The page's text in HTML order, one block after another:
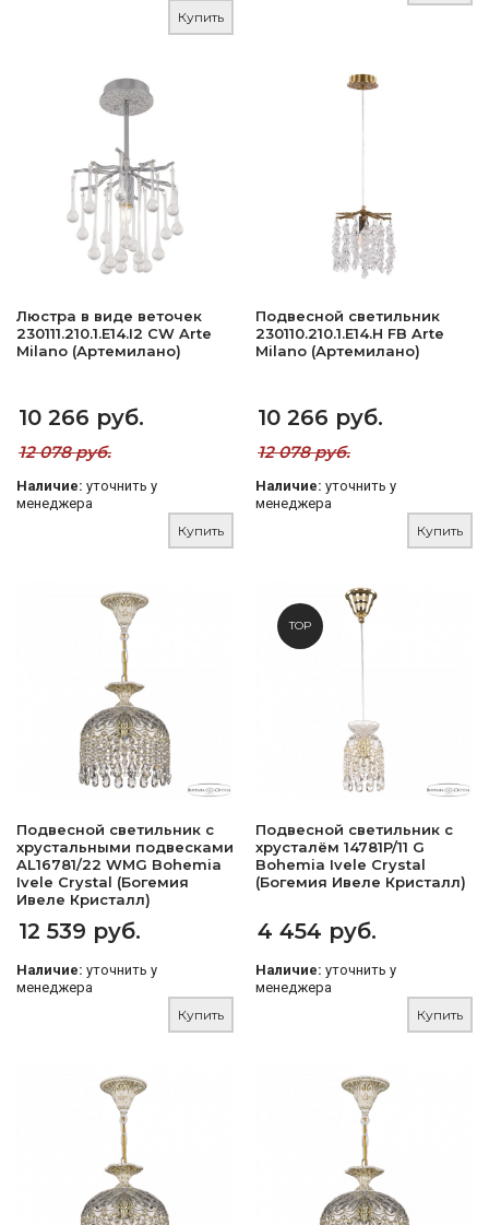
Купить
Люстра в виде веточек
230111.210.1.E14.I2 CW Arte
Milano (Артемилано)
10 266 руб.
12 078 руб.
Наличие: уточнить у
менеджера
Купить
Подвесной светильник
230110.210.1.E14.H FB Arte
Milano (Артемилано)
10 266 руб.
12 078 руб.
Наличие: уточнить у
менеджера
Купить
Подвесной светильник с
хрустальными подвесками
AL16781/22 WMG Bohemia
Ivele Crystal (Богемия
Ивеле Кристалл)
12 539 руб.
Наличие: уточнить у
менеджера
Купить
TOP
Подвесной светильник с
хрусталём 14781P/11 G
Bohemia Ivele Crystal
(Богемия Ивеле Кристалл)
4 454 руб.
Наличие: уточнить у
менеджера
Купить